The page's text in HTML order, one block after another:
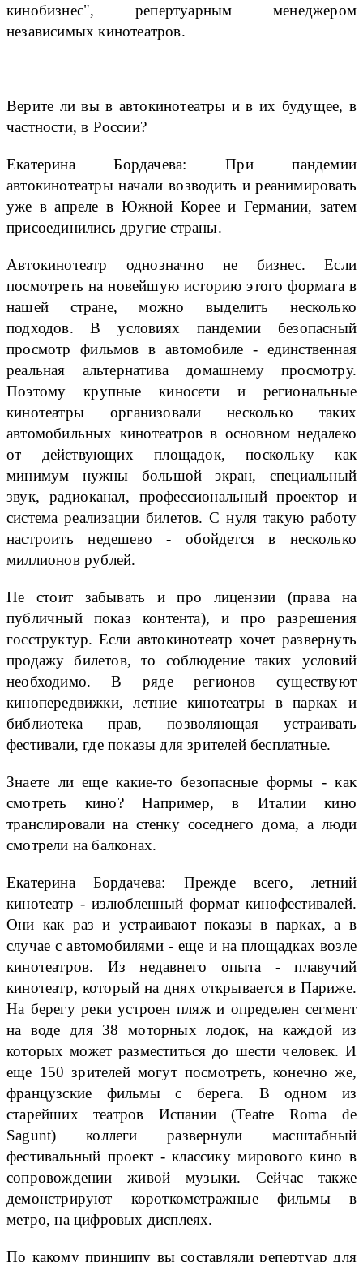
кинобизнес", репертуарным менеджером
независимых кинотеатров.
Верите ли вы в автокинотеатры и в их будущее, в
частности, в России?
Екатерина Бордачева: При пандемии
автокинотеатры начали возводить и реанимировать
уже в апреле в Южной Корее и Германии, затем
присоединились другие страны.
Автокинотеатр однозначно не бизнес. Если
посмотреть на новейшую историю этого формата в
нашей стране, можно выделить несколько
подходов. В условиях пандемии безопасный
просмотр фильмов в автомобиле - единственная
реальная альтернатива домашнему просмотру.
Поэтому крупные киносети и региональные
кинотеатры организовали несколько таких
автомобильных кинотеатров в основном недалеко
от действующих площадок, поскольку как
минимум нужны большой экран, специальный
звук, радиоканал, профессиональный проектор и
система реализации билетов. С нуля такую работу
настроить недешево - обойдется в несколько
миллионов рублей.
Не стоит забывать и про лицензии (права на
публичный показ контента), и про разрешения
госструктур. Если автокинотеатр хочет развернуть
продажу билетов, то соблюдение таких условий
необходимо. В ряде регионов существуют
кинопередвижки, летние кинотеатры в парках и
библиотека прав, позволяющая устраивать
фестивали, где показы для зрителей бесплатные.
Знаете ли еще какие-то безопасные формы - как
смотреть кино? Например, в Италии кино
транслировали на стенку соседнего дома, а люди
смотрели на балконах.
Екатерина Бордачева: Прежде всего, летний
кинотеатр - излюбленный формат кинофестивалей.
Они как раз и устраивают показы в парках, а в
случае с автомобилями - еще и на площадках возле
кинотеатров. Из недавнего опыта - плавучий
кинотеатр, который на днях открывается в Париже.
На берегу реки устроен пляж и определен сегмент
на воде для 38 моторных лодок, на каждой из
которых может разместиться до шести человек. И
еще 150 зрителей могут посмотреть, конечно же,
французские фильмы с берега. В одном из
старейших театров Испании (Teatre Roma de
Sagunt) коллеги развернули масштабный
фестивальный проект - классику мирового кино в
сопровождении живой музыки. Сейчас также
демонстрируют короткометражные фильмы в
метро, на цифровых дисплеях.
По какому принципу вы составляли репертуар для